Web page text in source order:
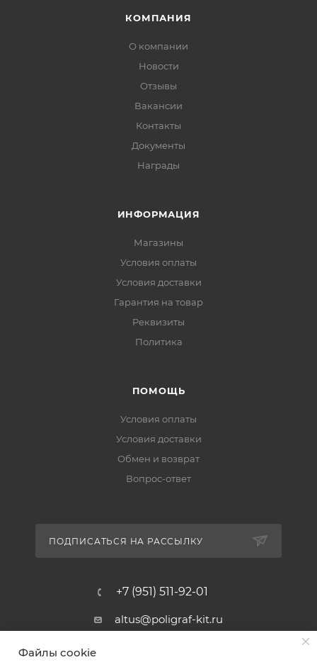
КОМПАНИЯ
О компании
Новости
Отзывы
Вакансии
Контакты
Документы
Награды
ИНФОРМАЦИЯ
Магазины
Условия оплаты
Условия доставки
Гарантия на товар
Реквизиты
Политика
ПОМОЩЬ
Условия оплаты
Условия доставки
Обмен и возврат
Вопрос-ответ
ПОДПИСАТЬСЯ НА РАССЫЛКУ
+7 (951) 511-92-01
altus@poligraf-kit.ru
Магазин-склад ТЦ "Альтус"
Файлы cookie